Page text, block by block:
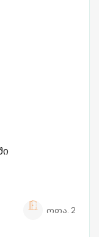
ოთა. 2